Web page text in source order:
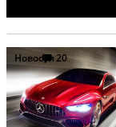
Новости20